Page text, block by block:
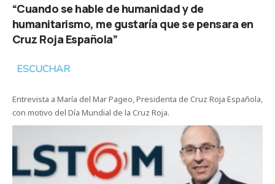
“Cuando se hable de humanidad y de
humanitarismo, me gustaría que se pensara en
Cruz Roja Española”
ESCUCHAR
Entrevista a María del Mar Pageo, Presidenta de Cruz Roja Española,
con motivo del Día Mundial de la Cruz Roja.